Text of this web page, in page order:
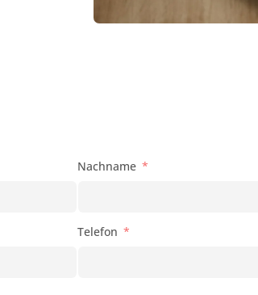
Nachname
Telefon